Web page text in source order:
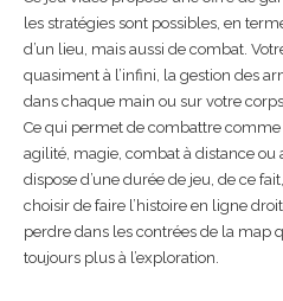
les stratégies sont possibles, en
d’un lieu, mais aussi de combat.
quasiment à l’infini, la gestion des
dans chaque main ou sur votre
Ce qui permet de combattre comme
agilité, magie, combat à distance ou
dispose d’une durée de jeu, de ce
choisir de faire l’histoire en ligne
perdre dans les contrées de la map
toujours plus à l’exploration.